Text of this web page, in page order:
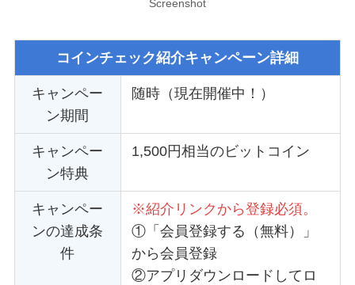
Screenshot
コインチェック紹介キャンペーン詳細
キャンペー
ン期間
随時（現在開催中！）
キャンペー
ン特典
1,500円相当のビットコイン
キャンペー
ンの達成条
件
※紹介リンクから登録必須。
①「会員登録する（無料）」
から会員登録
②アプリダウンロードしてロ